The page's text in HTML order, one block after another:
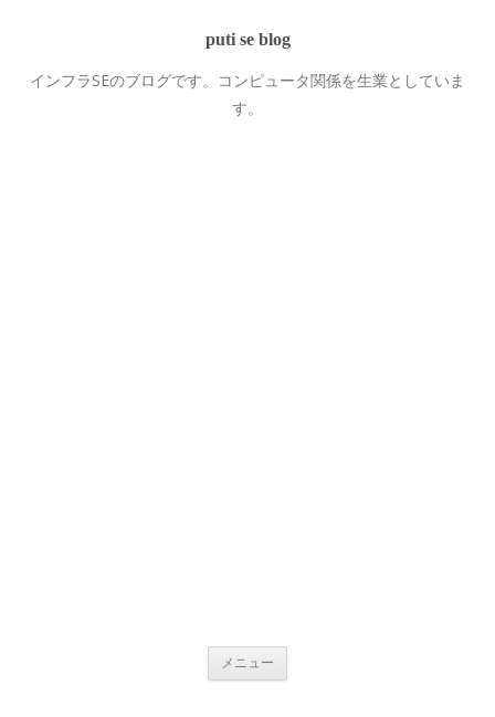
puti se blog
インフラSEのブログです。コンピュータ関係を生業としていま
す。
メニュー コンテンツへ移動